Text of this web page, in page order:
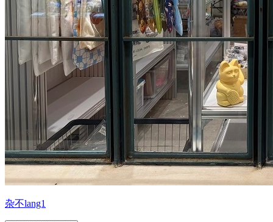
杂不lang1